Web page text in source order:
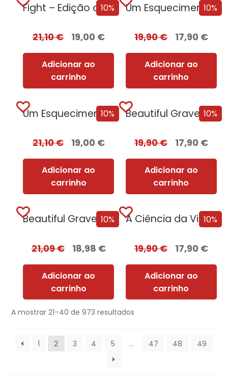
10%
Fight – Edição com EDGES
21,10€ 19,00 €
Adicionar ao
carrinho
10%
Um Esquecimento Sombrio
19,90€ 17,90 €
Adicionar ao
carrinho
10%
Um Esquecimento Sombrio – Edição com EDGES
21,10€ 19,00 €
Adicionar ao
carrinho
10%
Beautiful Graves – Belas Sombras
19,90€ 17,90 €
Adicionar ao
carrinho
10%
Beautiful Graves – Belas Sombras – Edição...
21,09€ 18,98 €
Adicionar ao
carrinho
10%
A Ciência da Vingança
19,90€ 17,90 €
Adicionar ao
carrinho
A mostrar 21–40 de 973 resultados
1 2 3 4 5 … 47 48 49